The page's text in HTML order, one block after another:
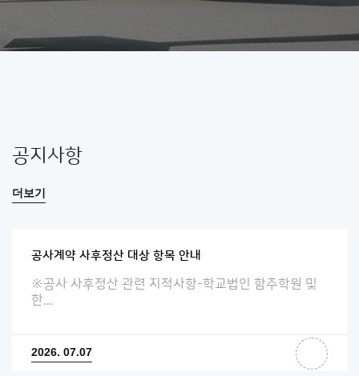
공지사항
더보기
공사계약 사후정산 대상 항목 안내
※공사 사후정산 관련 지적사항-학교법인 함주학원 및
한...
2026. 07.07